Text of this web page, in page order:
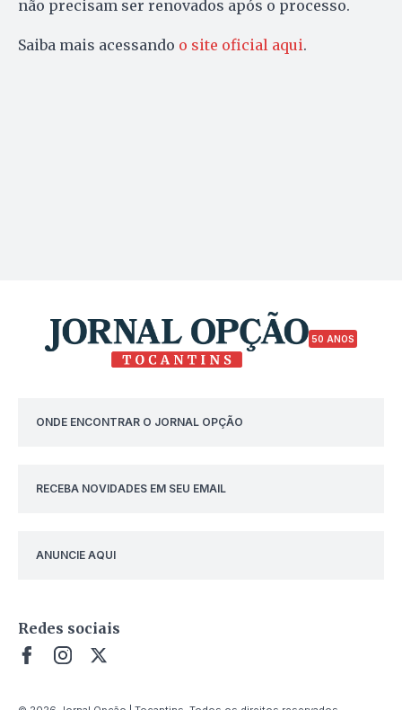
não precisam ser renovados após o processo.
Saiba mais acessando o site oficial aqui.
50 ANOS
ONDE ENCONTRAR O JORNAL OPÇÃO
RECEBA NOVIDADES EM SEU EMAIL
ANUNCIE AQUI
Redes sociais